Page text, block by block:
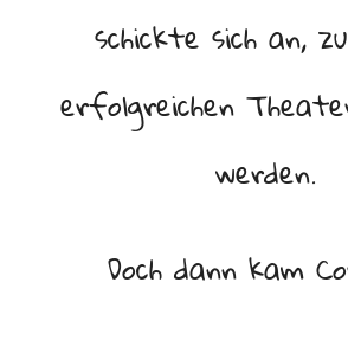
schickte sich an,
erfolgreichen
werden.
Doch dann kam